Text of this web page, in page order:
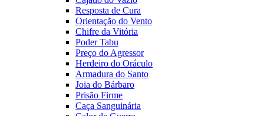
Resposta de Cura
Orientação do Vento
Chifre da Vitória
Poder Tabu
Preço do Agressor
Herdeiro do Oráculo
Armadura do Santo
Joia do Bárbaro
Prisão Firme
Caça Sanguinária